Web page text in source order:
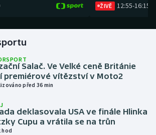
ŽIVĚ 12:55-16:15
Salač. Ve Velké ceně Británie
premiérové vítězství v Moto2
před 36 min
deklasovala USA ve finále Hlinka
Cupu a vrátila se na trůn
hod